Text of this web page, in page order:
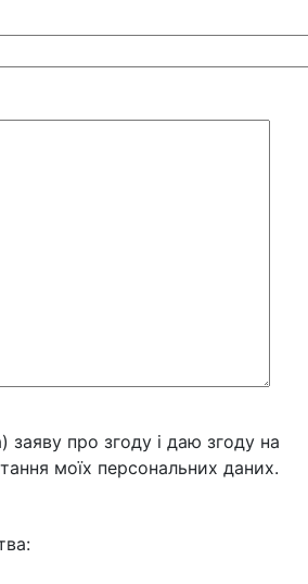
заяву про згоду і даю згоду на
моїх персональних даних.